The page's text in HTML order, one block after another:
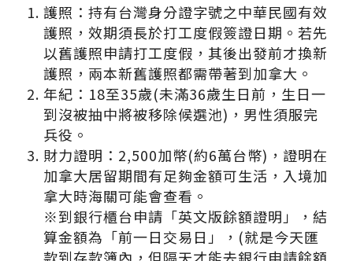
護照：持有台灣身分證字號之中華民國有效
護照，效期須長於打工度假簽證日期。若先
以舊護照申請打工度假，其後出發前才換新
護照，兩本新舊護照都需帶著到加拿大。
年紀：18至35歲(未滿36歲生日前，生日一
到沒被抽中將被移除候選池)，男性須服完
兵役。
財力證明：2,500加幣(約6萬台幣)，證明在
加拿大居留期間有足夠金額可生活，入境加
拿大時海關可能會查看。
※到銀行櫃台申請「英文版餘額證明」，結
算金額為「前一日交易日」，(就是今天匯
款到存款簿內，但隔天才能去銀行申請餘額